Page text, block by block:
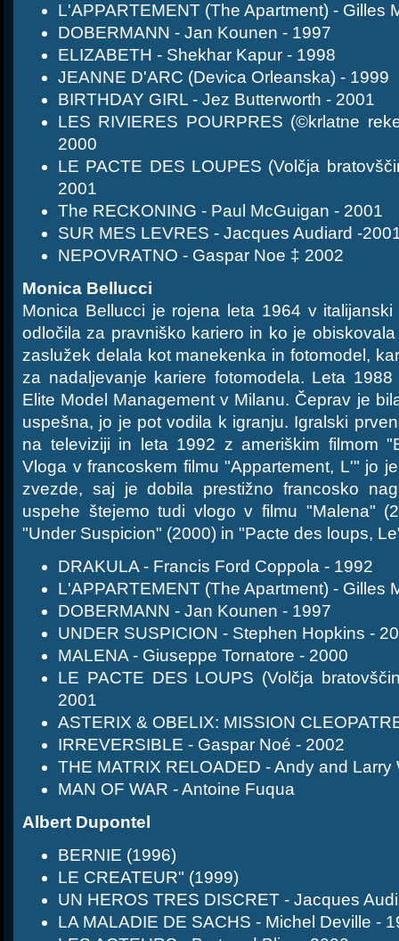
L'APPARTEMENT (The Apartment) - Gilles
DOBERMANN - Jan Kounen - 1997
ELIZABETH - Shekhar Kapur - 1998
JEANNE D'ARC (Devica Orleanska) - 1999
BIRTHDAY GIRL - Jez Butterworth - 2001
LES RIVIERES POURPRES (©krlatne
2000
LE PACTE DES LOUPES (Volčja
2001
The RECKONING - Paul McGuigan - 2001
SUR MES LEVRES - Jacques Audiard -
NEPOVRATNO - Gaspar Noe ‡ 2002
Monica Bellucci
Monica Bellucci je rojena leta 1964 v
odločila za pravniško kariero in ko je
zaslužek delala kot manekenka in fotomodel,
za nadaljevanje kariere fotomodela. Leta
Elite Model Management v Milanu. Čeprav je
uspešna, jo je pot vodila k igranju. Igralski
na televiziji in leta 1992 z ameriškim filmom
Vloga v francoskem filmu "Appartement, L'" jo
zvezde, saj je dobila prestižno francosko
uspehe štejemo tudi vlogo v filmu "Malena"
"Under Suspicion" (2000) in "Pacte des loups,
DRAKULA - Francis Ford Coppola - 1992
L'APPARTEMENT (The Apartment) - Gilles
DOBERMANN - Jan Kounen - 1997
UNDER SUSPICION - Stephen Hopkins -
MALENA - Giuseppe Tornatore - 2000
LE PACTE DES LOUPS (Volčja
2001
ASTERIX & OBELIX: MISSION
IRREVERSIBLE - Gaspar Noé - 2002
THE MATRIX RELOADED - Andy and Larry
MAN OF WAR - Antoine Fuqua
Albert Dupontel
BERNIE (1996)
LE CREATEUR" (1999)
UN HEROS TRES DISCRET - Jacques
LA MALADIE DE SACHS - Michel Deville -